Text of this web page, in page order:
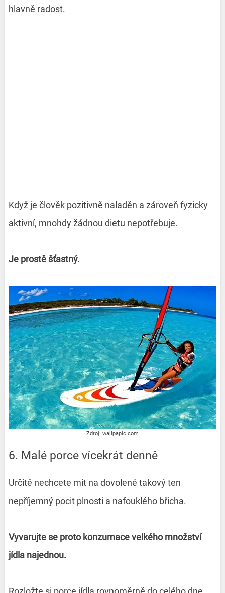
hlavně radost.
Když je člověk pozitivně naladěn a zároveň fyzicky
aktivní, mnohdy žádnou dietu nepotřebuje.
Je prostě šťastný.
Zdroj: wallpapic.com
6. Malé porce vícekrát denně
Určitě nechcete mít na dovolené takový ten
nepříjemný pocit plnosti a nafouklého břicha.
Vyvarujte se proto konzumace velkého množství
jídla najednou.